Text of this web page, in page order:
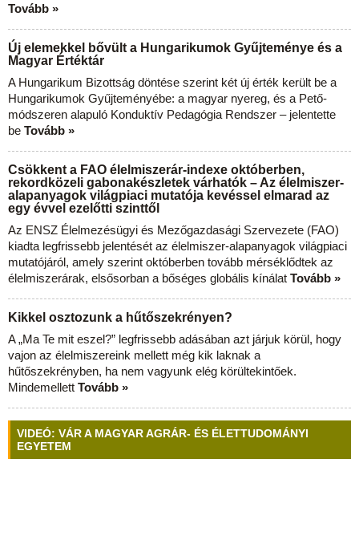
Tovább »
Új elemekkel bővült a Hungarikumok Gyűjteménye és a
Magyar Értéktár
A Hungarikum Bizottság döntése szerint két új érték került be a
Hungarikumok Gyűjteményébe: a magyar nyereg, és a Pető-
módszeren alapuló Konduktív Pedagógia Rendszer – jelentette
be Tovább »
Csökkent a FAO élelmiszerár-indexe októberben,
rekordközeli gabonakészletek várhatók – Az élelmiszer-
alapanyagok világpiaci mutatója kevéssel elmarad az
egy évvel ezelőtti szinttől
Az ENSZ Élelmezésügyi és Mezőgazdasági Szervezete (FAO)
kiadta legfrissebb jelentését az élelmiszer-alapanyagok világpiaci
mutatójáról, amely szerint októberben tovább mérséklődtek az
élelmiszerárak, elsősorban a bőséges globális kínálat Tovább »
Kikkel osztozunk a hűtőszekrényen?
A „Ma Te mit eszel?” legfrissebb adásában azt járjuk körül, hogy
vajon az élelmiszereink mellett még kik laknak a
hűtőszekrényben, ha nem vagyunk elég körültekintőek.
Mindemellett Tovább »
VIDEÓ: VÁR A MAGYAR AGRÁR- ÉS ÉLETTUDOMÁNYI
EGYETEM